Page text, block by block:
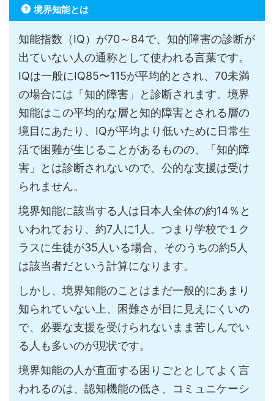
境界知能とは
知能指数（IQ）が70～84で、知的障害の診断が
出ていない人の通称として使われる言葉です。
IQは一般にIQ85〜115が平均的とされ、70未満
の場合には「知的障害」と診断されます。境界
知能はこの平均的な層と知的障害とされる層の
境目にあたり、IQが平均より低いために日常生
活で困難が生じることがあるものの、「知的障
害」とは診断されないので、公的な支援は受け
られません。
境界知能に該当する人は日本人全体の約14％と
いわれており、約7人に1人。つまり学校で１ク
ラスに生徒が35人いる場合、そのうちの約5人
は該当者だという計算になります。
しかし、境界知能のことはまだ一般的にあまり
知られていない上、困難さが目に見えにくいの
で、必要な支援を受けられないまま苦しんでい
る人も多いのが現状です。
境界知能の人が直面する困りごととしてよく言
われるのは、認知機能の低さ、コミュニケーシ